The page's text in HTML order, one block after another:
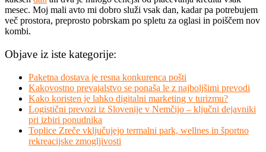
mesec. Moj mali avto mi dobro služi vsak dan, kadar pa potrebujem
več prostora, preprosto pobrskam po spletu za oglasi in poiščem nov
kombi.
Objave iz iste kategorije:
Paketna dostava je resna konkurenca pošti
Kakovostno prevajalstvo se ponaša le z najboljšimi prevodi
Kako koristen je lahko digitalni marketing v turizmu?
Logistični prevozi iz Slovenije v Nemčijo – ključni dejavniki
pri izbiri ponudnika
Toplice Zreče vključujejo termalni park, wellnes in športno
rekreacijske zmogljivosti